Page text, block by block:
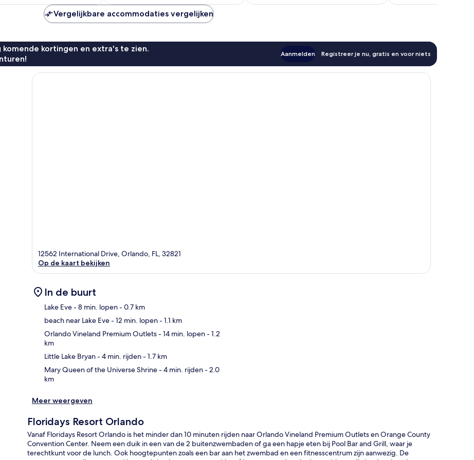
Vergelijkbare accommodaties vergelijken
kortingen en extra's te zien.
Aanmelden Registreer je nu, gratis en voor niets
12562 International Drive, Orlando, FL, 32821
Op de kaart bekijken
In de buurt
Lake Eve- 8 min. lopen- 0.7 km
beach near Lake Eve- 12 min. lopen- 1.1 km
Orlando Vineland Premium Outlets- 14 min. lopen- 1.2
km
Little Lake Bryan- 4 min. rijden- 1.7 km
Mary Queen of the Universe Shrine- 4 min. rijden- 2.0
km
Meer weergeven
Floridays Resort Orlando
Vanaf Floridays Resort Orlando is het minder dan 10 minuten rijden naar Orlando Vineland Premium Outlets en Orange County
Convention Center. Neem een duik in een van de 2 buitenzwembaden of ga een hapje eten bij Pool Bar and Grill, waar je
terechtkunt voor de lunch. Ook hoogtepunten zoals een bar aan het zwembad en een fitnesscentrum zijn aanwezig. De